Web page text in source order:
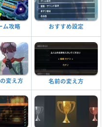
ム攻略 おすすめ設定
変え方 名前の変え方